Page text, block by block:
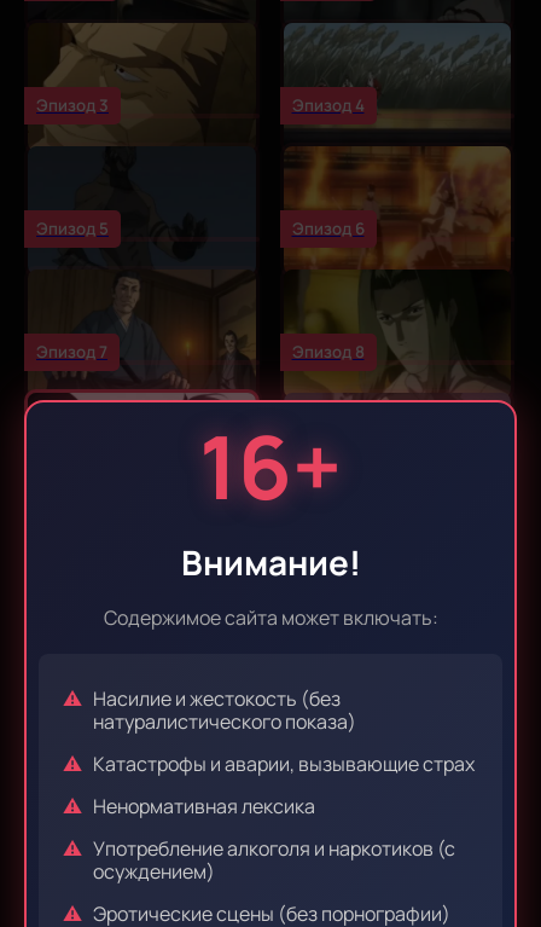
16+
Внимание!
Содержимое сайта может включать:
Насилие и жестокость (без
натуралистического показа)
Катастрофы и аварии, вызывающие страх
Ненормативная лексика
Употребление алкоголя и наркотиков (с
осуждением)
Эротические сцены (без порнографии)
Эпизод 3 Эпизод 4
Эпизод 5 Эпизод 6
Эпизод 7 Эпизод 8
Эпизод 10
Эпизод 13 Эпизод 14
Эпизод 15 Эпизод 16